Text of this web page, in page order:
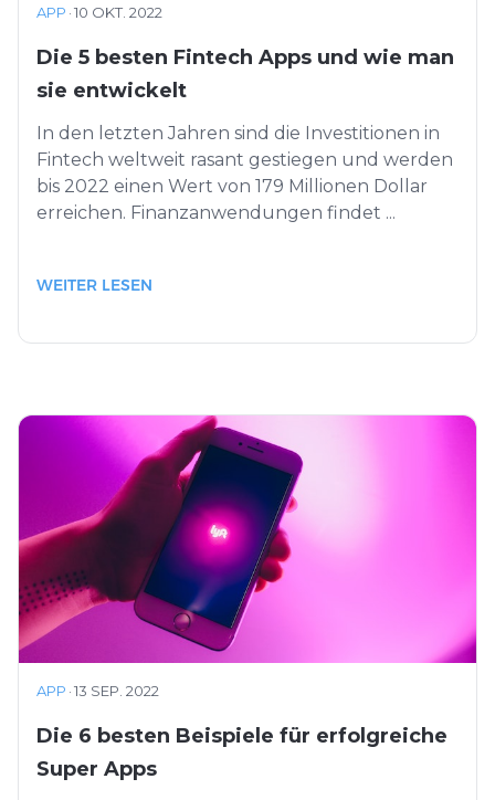
APP ·10 OKT. 2022
Die 5 besten Fintech Apps und wie man
sie entwickelt
In den letzten Jahren sind die Investitionen in
Fintech weltweit rasant gestiegen und werden
bis 2022 einen Wert von 179 Millionen Dollar
erreichen. Finanzanwendungen findet ...
WEITER LESEN
APP ·13 SEP. 2022
Die 6 besten Beispiele für erfolgreiche
Super Apps